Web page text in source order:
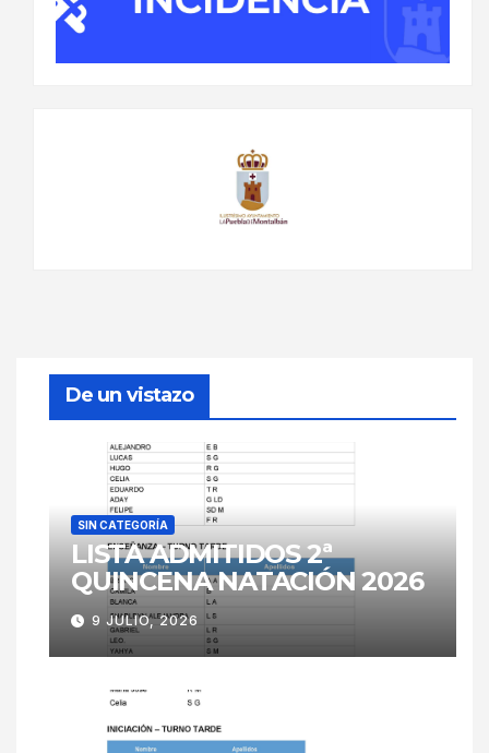
De un vistazo
SIN CATEGORÍA
LISTA ADMITIDOS 2ª
QUINCENA NATACIÓN 2026
9 JULIO, 2026